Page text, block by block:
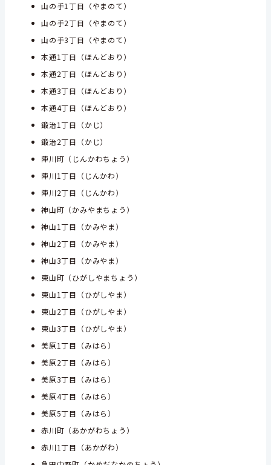
山の手1丁目（やまのて）
山の手2丁目（やまのて）
山の手3丁目（やまのて）
本通1丁目（ほんどおり）
本通2丁目（ほんどおり）
本通3丁目（ほんどおり）
本通4丁目（ほんどおり）
鍛治1丁目（かじ）
鍛治2丁目（かじ）
陣川町（じんかわちょう）
陣川1丁目（じんかわ）
陣川2丁目（じんかわ）
神山町（かみやまちょう）
神山1丁目（かみやま）
神山2丁目（かみやま）
神山3丁目（かみやま）
東山町（ひがしやまちょう）
東山1丁目（ひがしやま）
東山2丁目（ひがしやま）
東山3丁目（ひがしやま）
美原1丁目（みはら）
美原2丁目（みはら）
美原3丁目（みはら）
美原4丁目（みはら）
美原5丁目（みはら）
赤川町（あかがわちょう）
赤川1丁目（あかがわ）